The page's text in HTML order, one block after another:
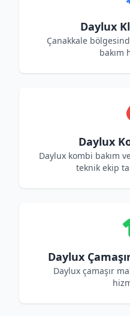
Daylux
Çanakkale
bakım
Daylux
Daylux kombi bakım
teknik ekip
Daylux
Daylux çamaşır